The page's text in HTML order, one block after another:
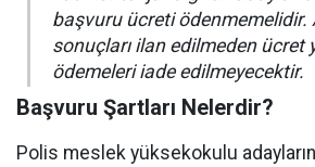
başvuru ücreti ödenmemelidir.
sonuçları ilan edilmeden ücret
ödemeleri iade edilmeyecektir.
Başvuru Şartları Nelerdir?
Polis meslek yüksekokulu